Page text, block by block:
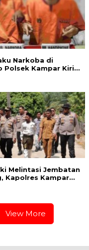
Narkoba di
Polsek Kampar Kiri,
Melintasi Jembatan
Kapolres Kampar
View More